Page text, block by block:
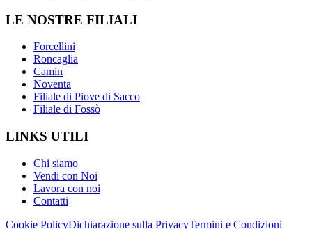
LE NOSTRE FILIALI
Forcellini
Roncaglia
Camin
Noventa
Filiale di Piove di Sacco
Filiale di Fossò
LINKS UTILI
Chi siamo
Vendi con Noi
Lavora con noi
Contatti
Cookie PolicyDichiarazione sulla PrivacyTermini e Condizioni